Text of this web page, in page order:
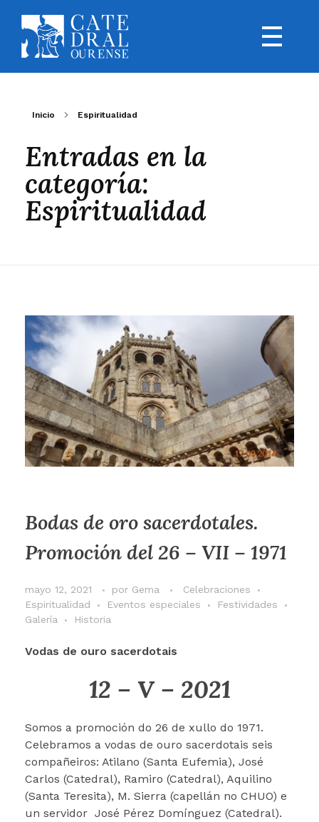
Inicio Espiritualidad
Entradas en la
categoría:
Espiritualidad
Bodas de oro sacerdotales.
Promoción del 26 – VII – 1971
mayo 12, 2021 por Gema
Celebraciones
Espiritualidad
Eventos especiales
Festividades
Galería
Historia
Vodas de ouro sacerdotais
12 – V – 2021
Somos a promoción do 26 de xullo do 1971.
Celebramos a vodas de ouro sacerdotais seis
compañeiros: Atilano (Santa Eufemia), José
Carlos (Catedral), Ramiro (Catedral), Aquilino
(Santa Teresita), M. Sierra (capellán no CHUO) e
un servidor José Pérez Domínguez (Catedral).